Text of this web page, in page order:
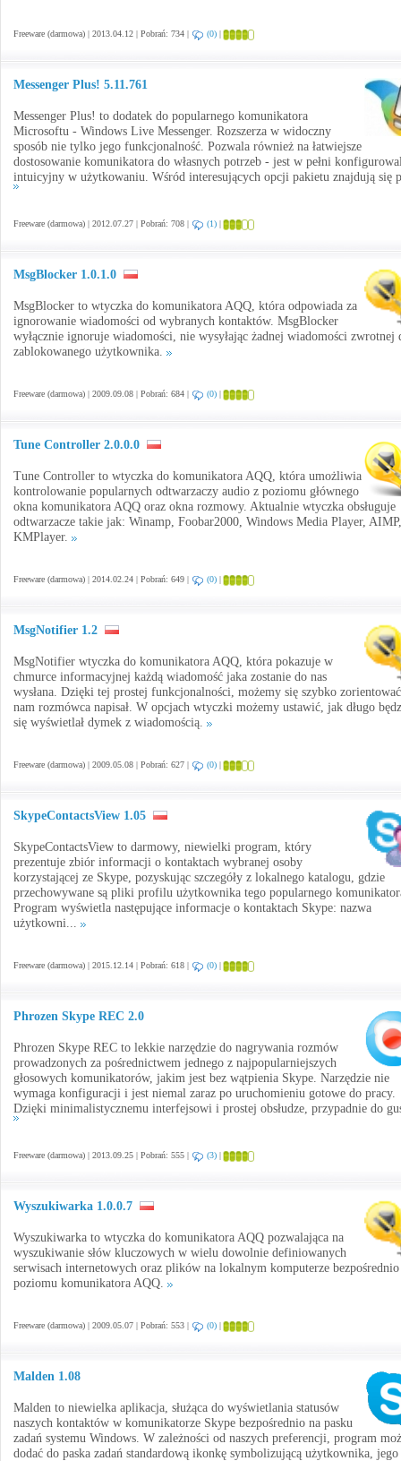
Freeware (darmowa) | 2013.04.12 | Pobrań: 734 | (0) |
Messenger Plus! 5.11.761
Messenger Plus! to dodatek do popularnego komunikatora
Microsoftu - Windows Live Messenger. Rozszerza w widoczny
sposób nie tylko jego funkcjonalność. Pozwala również na łatwiejsze
dostosowanie komunikatora do własnych potrzeb - jest w pełni
intuicyjny w użytkowaniu. Wśród interesujących opcji pakietu znajdują się
Freeware (darmowa) | 2012.07.27 | Pobrań: 708 | (1) |
MsgBlocker 1.0.1.0
MsgBlocker to wtyczka do komunikatora AQQ, która odpowiada za
ignorowanie wiadomości od wybranych kontaktów. MsgBlocker
wyłącznie ignoruje wiadomości, nie wysyłając żadnej wiadomości zwrotnej
zablokowanego użytkownika.
Freeware (darmowa) | 2009.09.08 | Pobrań: 684 | (0) |
Tune Controller 2.0.0.0
Tune Controller to wtyczka do komunikatora AQQ, która umożliwia
kontrolowanie popularnych odtwarzaczy audio z poziomu głównego
okna komunikatora AQQ oraz okna rozmowy. Aktualnie wtyczka obsługuje
odtwarzacze takie jak: Winamp, Foobar2000, Windows Media Player, AIMP,
KMPlayer.
Freeware (darmowa) | 2014.02.24 | Pobrań: 649 | (0) |
MsgNotifier 1.2
MsgNotifier wtyczka do komunikatora AQQ, która pokazuje w
chmurce informacyjnej każdą wiadomość jaka zostanie do nas
wysłana. Dzięki tej prostej funkcjonalności, możemy się szybko
nam rozmówca napisał. W opcjach wtyczki możemy ustawić, jak długo
się wyświetlał dymek z wiadomością.
Freeware (darmowa) | 2009.05.08 | Pobrań: 627 | (0) |
SkypeContactsView 1.05
SkypeContactsView to darmowy, niewielki program, który
prezentuje zbiór informacji o kontaktach wybranej osoby
korzystającej ze Skype, pozyskując szczegóły z lokalnego katalogu, gdzie
przechowywane są pliki profilu użytkownika tego popularnego
Program wyświetla następujące informacje o kontaktach Skype: nazwa
użytkowni...
Freeware (darmowa) | 2015.12.14 | Pobrań: 618 | (0) |
Phrozen Skype REC 2.0
Phrozen Skype REC to lekkie narzędzie do nagrywania rozmów
prowadzonych za pośrednictwem jednego z najpopularniejszych
głosowych komunikatorów, jakim jest bez wątpienia Skype. Narzędzie nie
wymaga konfiguracji i jest niemal zaraz po uruchomieniu gotowe do pracy.
Dzięki minimalistycznemu interfejsowi i prostej obsłudze, przypadnie do
Freeware (darmowa) | 2013.09.25 | Pobrań: 555 | (3) |
Wyszukiwarka 1.0.0.7
Wyszukiwarka to wtyczka do komunikatora AQQ pozwalająca na
wyszukiwanie słów kluczowych w wielu dowolnie definiowanych
serwisach internetowych oraz plików na lokalnym komputerze
poziomu komunikatora AQQ.
Freeware (darmowa) | 2009.05.07 | Pobrań: 553 | (0) |
Malden 1.08
Malden to niewielka aplikacja, służąca do wyświetlania statusów
naszych kontaktów w komunikatorze Skype bezpośrednio na pasku
zadań systemu Windows. W zależności od naszych preferencji, program
dodać do paska zadań standardową ikonkę symbolizującą użytkownika, jego